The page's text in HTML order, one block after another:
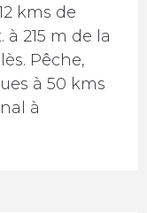
kms de
à 215 m de la
Pêche,
à 50 kms
à